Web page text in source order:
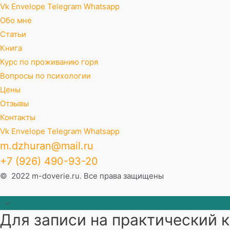
Vk Envelope Telegram Whatsapp
Обо мне
Статьи
Книга
Курс по проживанию горя
Вопросы по психологии
Цены
Отзывы
Контакты
Vk Envelope Telegram Whatsapp
m.dzhuran@mail.ru
+7 (926) 490-93-20
© 2022 m-doverie.ru. Все права защищены
Прокрутить
наверх
Для записи на практический